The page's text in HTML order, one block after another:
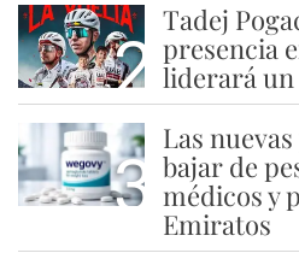
2
Tadej
presencia
liderará un
3
Las
bajar de
médicos y
Emiratos